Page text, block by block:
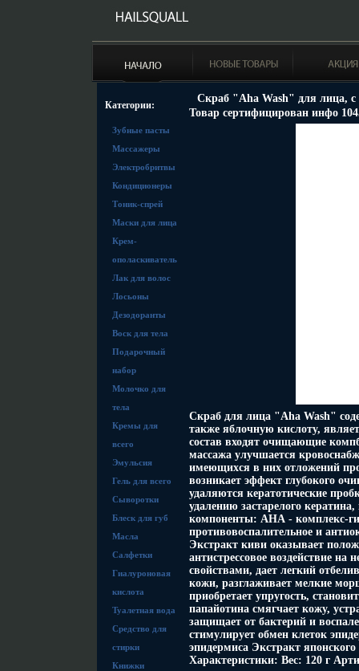
Категории:
Зубные пасты
Массажеры
Электробритвы
Кондиционеры
Тоник-спрей
Маски для лица
Крем-
ополаскиватель
Лак для волос
Лосьоны
Дезодоранты
Воск для тела
Подарочный
набор
Молочко для
тела
Кремы для
всего
Эмульсия
Гель для всего
Сыворотки
Блеск для губ
Масла
Салфетки
Гиалуроновая
кислота
Туалетная вода
Средство для
стирки
Книжки
Скраб "Aha Wash" для лица,
Товар сертифицирован инфо
Скраб для лица "Aha Wash"
также яблочную кислоту,
состав входят очищающие
массажа улучшается
имеющихся в них отложений
возникает эффект глубокого
удаляются кератотические
удалению застарелого
компоненты: АНА - комплекс-
противовоспалительное и
Экстракт киви оказывает
антистрессовое воздействие
свойствами, дает легкий
кожи, разглаживает мелкие
приобретает упругость,
папайотина смягчает кожу,
защищает от бактерий и
стимулирует обмен клеток
эпидермиса Экстракт
Характеристики: Вес: 120 г